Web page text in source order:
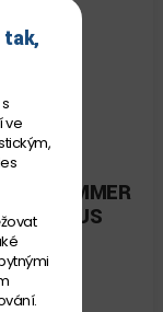
JAMMER
FRATUS
tak,
ve